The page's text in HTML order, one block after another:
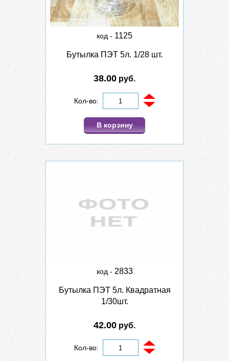
код - 1125
Бутылка ПЭТ 5л. 1/28 шт.
38.00 руб.
Кол-во:
В корзину
код - 2833
Бутылка ПЭТ 5л. Квадратная
1/30шт.
42.00 руб.
Кол-во: